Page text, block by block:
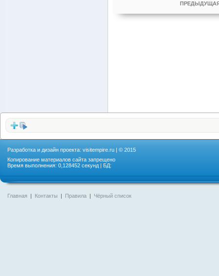
Разработка и дизайн проекта: visitempire.ru | © 2015
Копирование материалов сайта запрещено
Время выполнения: 0,128452 секунд | БД:
Главная | Контакты | Правила | Чёрный список